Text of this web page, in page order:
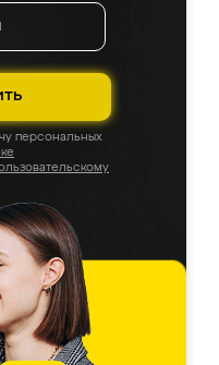
персональных